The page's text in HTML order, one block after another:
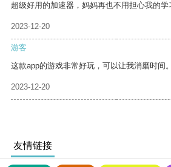
超级好用的加速器，妈妈再也不用担心我的学
2023-12-20
游客
这款app的游戏非常好玩，可以让我消磨时间。
2023-12-20
友情链接